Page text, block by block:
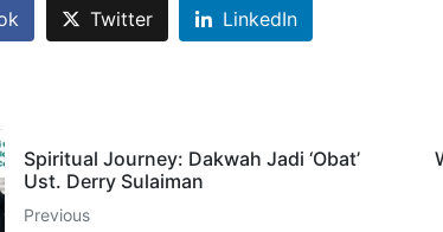
Twitter LinkedIn
Spiritual Journey: Dakwah Jadi ‘Obat’
Ust. Derry Sulaiman
Previous